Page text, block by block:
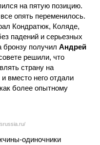
на пятую позицию.
опять переменилось.
Кондратюк, Коляде,
падений и серьезных
бронзу получил Андрей
решили, что
страну на
вместо него отдали
более опытному
одиночники